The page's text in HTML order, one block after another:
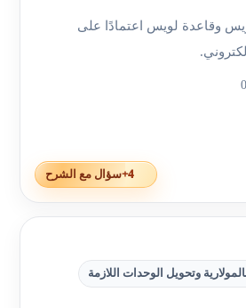
وقاعدة لويس اعتمادًا على
+4سؤال مع الشرح
وتحويل الوحدات اللازمة